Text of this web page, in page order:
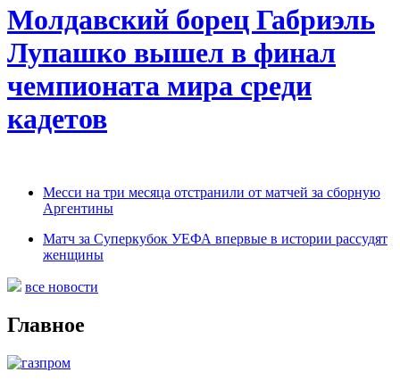
Молдавский борец Габриэль
Лупашко вышел в финал
чемпионата мира среди
кадетов
Месси на три месяца отстранили от матчей за сборную
Аргентины
Матч за Суперкубок УЕФА впервые в истории рассудят
женщины
все новости
Главное